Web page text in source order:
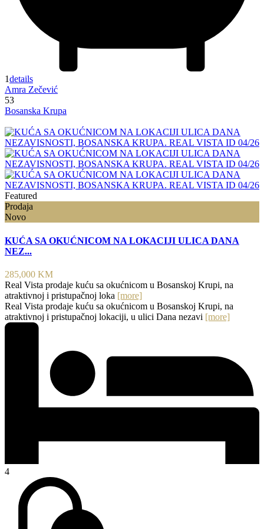
1details
Amra Zečević
53
Bosanska Krupa
Featured
Prodaja
Novo
KUĆA SA OKUĆNICOM NA LOKACIJI ULICA DANA
NEZ...
285,000 KM
Real Vista prodaje kuću sa okućnicom u Bosanskoj Krupi, na
atraktivnoj i pristupačnoj loka [more]
Real Vista prodaje kuću sa okućnicom u Bosanskoj Krupi, na
atraktivnoj i pristupačnoj lokaciji, u ulici Dana nezavi [more]
4